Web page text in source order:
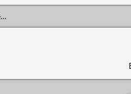
Podziękowanie Prezydenta Rzeczpospolitej Polskiej – Narodowe Czytanie 2024